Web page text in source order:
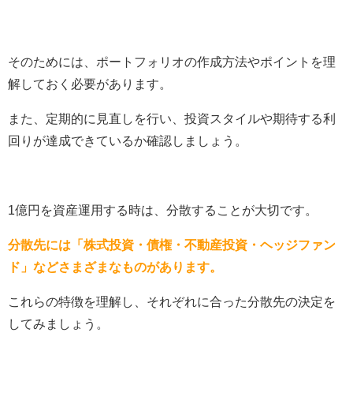
そのためには、ポートフォリオの作成方法やポイントを理
解しておく必要があります。
また、定期的に見直しを行い、投資スタイルや期待する利
回りが達成できているか確認しましょう。
1億円を資産運用する時は、分散することが大切です。
分散先には「株式投資・債権・不動産投資・ヘッジファン
ド」などさまざまなものがあります。
これらの特徴を理解し、それぞれに合った分散先の決定を
してみましょう。